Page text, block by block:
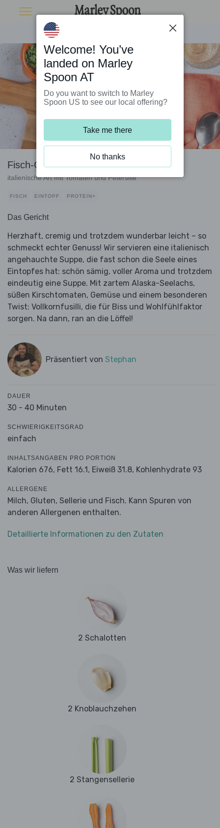
Fisch-Chowder mit Vollkornpasta
italienische Art mit Tomaten und Petersilie
FISCH EINTOPF PROTEIN+
Das Gericht
Herzhaft, cremig und trotzdem wunderbar leicht – so
schmeckt echter Genuss! Wir servieren eine italienisch
angehauchte Suppe, die fast schon die Seele eines
Eintopfes hat: schön sämig, voller Aroma und trotzdem
eindeutig eine Suppe. Mit zartem Alaska-Seelachs,
süßen Kirschtomaten, Gemüse und einem besonderen
Twist: Vollkornfusilli, die für Biss und Wohlfühlfaktor
sorgen. Na dann, ran an die Löffel!
Präsentiert von Stephan
DAUER
30 - 40 Minuten
SCHWIERIGKEITSGRAD
einfach
INHALTSANGABEN PRO PORTION
Kalorien 676, Fett 16.1, Eiweiß 31.8, Kohlenhydrate 93
ALLERGENE
Milch, Gluten, Sellerie und Fisch. Kann Spuren von
anderen Allergenen enthalten.
Detaillierte Informationen zu den Zutaten
Was wir liefern
2 Schalotten
2 Knoblauchzehen
2 Stangensellerie
Welcome! You’ve
landed on Marley
Spoon AT
Do you want to switch to Marley
Spoon US to see our local offering?
Take me there
No thanks